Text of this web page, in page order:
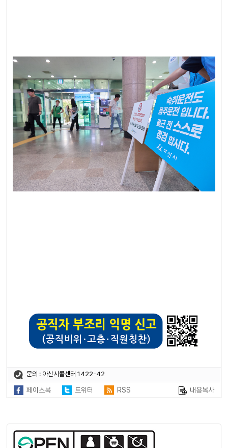
문의 : 아산시콜센터 1422-42
페이스북 트위터 RSS 내용복사